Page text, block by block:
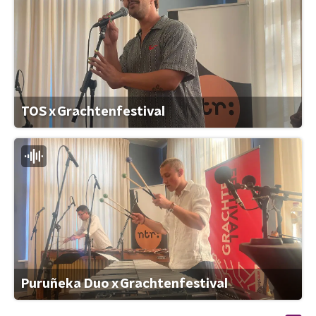
TOS x Grachtenfestival
Puruñeka Duo x Grachtenfestival